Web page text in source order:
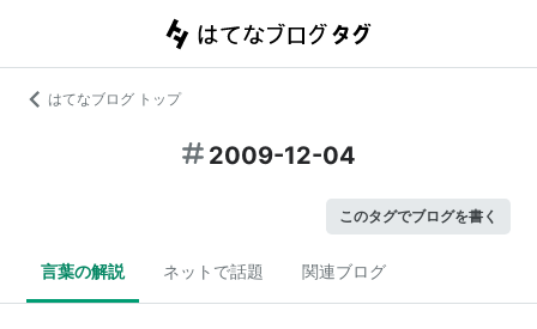
はてなブログ トップ
2009-12-04
このタグでブログを書く
言葉の解説 ネットで話題 関連ブログ